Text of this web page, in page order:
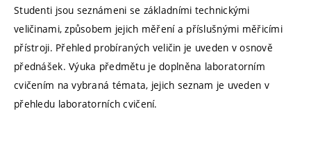
Studenti jsou seznámeni se základními technickými
veličinami, způsobem jejich měření a příslušnými měřicími
přístroji. Přehled probíraných veličin je uveden v osnově
přednášek. Výuka předmětu je doplněna laboratorním
cvičením na vybraná témata, jejich seznam je uveden v
přehledu laboratorních cvičení.